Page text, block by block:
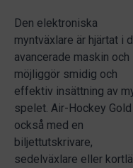
Den elektroniska
myntväxlare är hjärtat i
avancerade maskin och
möjliggör smidig och
effektiv insättning av
spelet. Air-Hockey
också med en
biljettutskrivare,
sedelväxlare eller